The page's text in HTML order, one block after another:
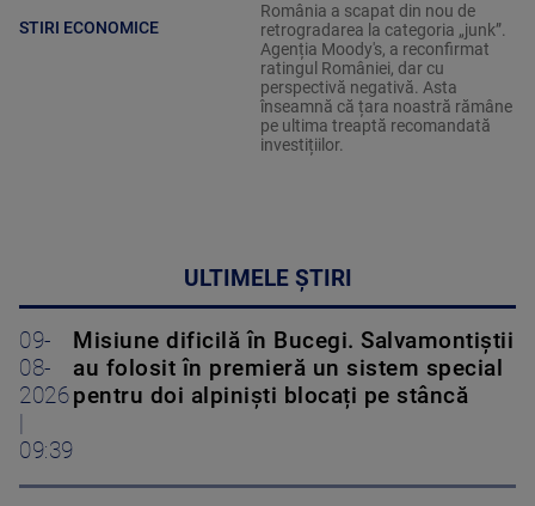
STIRI ECONOMICE
România a scapat din nou de
retrogradarea la categoria „junk”.
Agenția Moody's, a reconfirmat
ratingul României, dar cu
perspectivă negativă. Asta
înseamnă că țara noastră rămâne
pe ultima treaptă recomandată
investițiilor.
ULTIMELE ȘTIRI
09-
08-
2026
09:39
Misiune dificilă în Bucegi. Salvamontiștii
au folosit în premieră un sistem special
pentru doi alpiniști blocați pe stâncă